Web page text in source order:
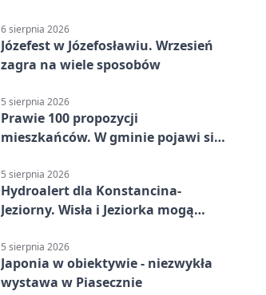
6 sierpnia 2026
Józefest w Józefosławiu. Wrzesień
zagra na wiele sposobów
5 sierpnia 2026
Prawie 100 propozycji
mieszkańców. W gminie pojawi się
5 sierpnia 2026
Hydroalert dla Konstancina-
Jeziorny. Wisła i Jeziorka mogą
5 sierpnia 2026
Japonia w obiektywie - niezwykła
wystawa w Piasecznie